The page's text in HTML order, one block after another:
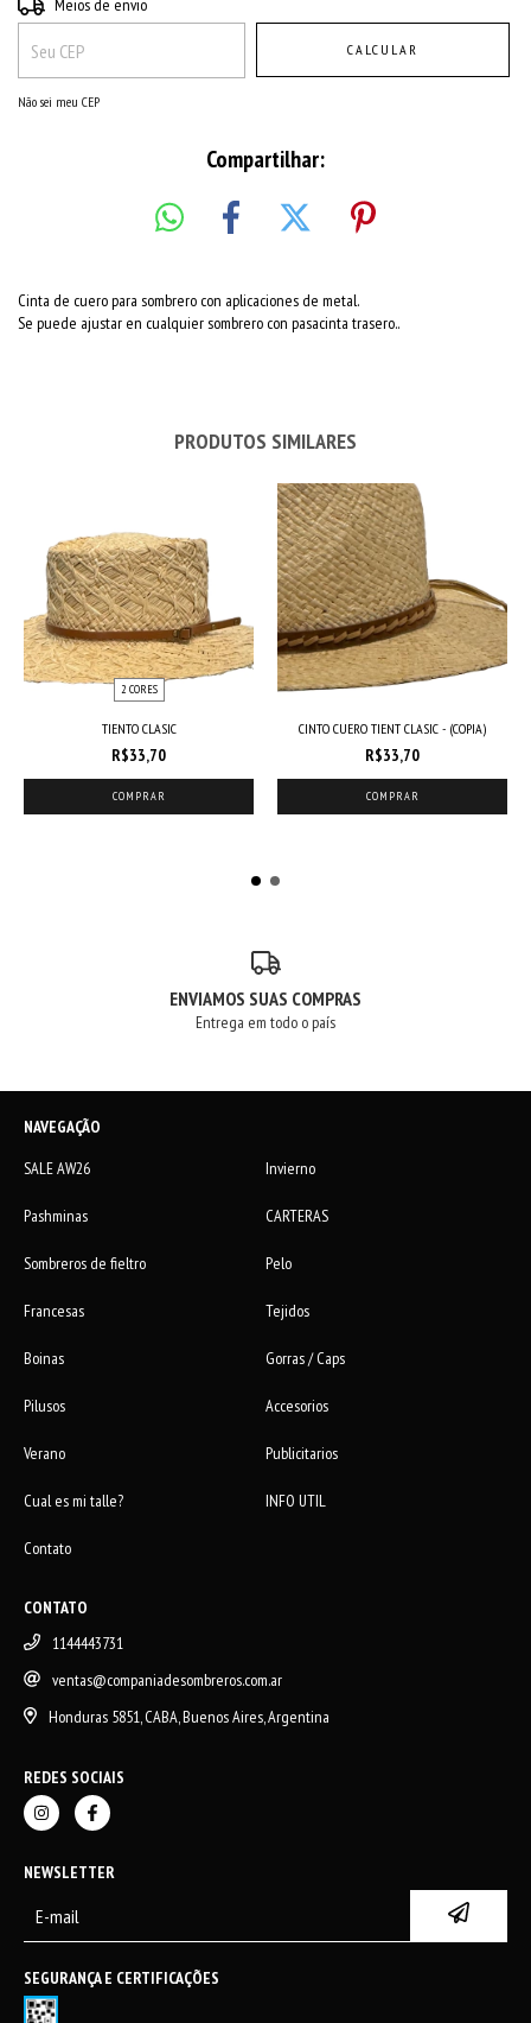
Meios de envio
CALCULAR
Não sei meu CEP
Compartilhar:
Cinta de cuero para sombrero con aplicaciones de metal.
Se puede ajustar en cualquier sombrero con pasacinta trasero..
PRODUTOS SIMILARES
2 CORES
TIENTO CLASIC
R$33,70
COMPRAR
CINTO CUERO TIENT CLASIC - (COPIA)
R$33,70
COMPRAR
ENVIAMOS SUAS COMPRAS
Entrega em todo o país
NAVEGAÇÃO
SALE AW26
Invierno
Pashminas CARTERAS
Sombreros de fieltro Pelo
Francesas Tejidos
Boinas Gorras / Caps
Pilusos Accesorios
Verano Publicitarios
Cual es mi talle? INFO UTIL
Contato
CONTATO
1144443731
ventas@companiadesombreros.com.ar
Honduras 5851, CABA, Buenos Aires, Argentina
REDES SOCIAIS
NEWSLETTER
SEGURANÇA E CERTIFICAÇÕES